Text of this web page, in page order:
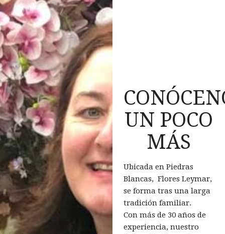
UN POCO
MÁS
Ubicada en Piedras
Blancas, Flores Leymar,
se forma tras una larga
tradición familiar.
Con más de 30 años de
experiencia, nuestro